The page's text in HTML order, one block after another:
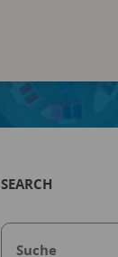
SEARCH